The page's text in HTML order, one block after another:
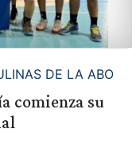
DE LA ABO
comienza su